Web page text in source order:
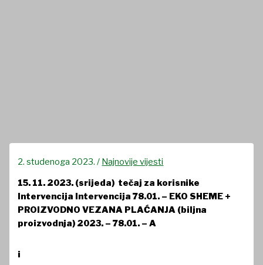
2. studenoga 2023./ Najnovije vijesti
15. 11. 2023. (srijeda) tečaj za korisnike
Intervencija Intervencija 78.01. – EKO SHEME +
PROIZVODNO VEZANA PLAĆANJA (biljna
proizvodnja) 2023. – 78.01. – A
i